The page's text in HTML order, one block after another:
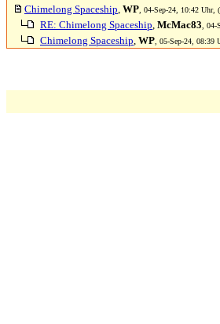
Chimelong Spaceship, WP , 04-Sep-24, 10:42 Uhr,
RE: Chimelong Spaceship, McMac83 ,
Chimelong Spaceship, WP , 05-Sep-24, 08:39